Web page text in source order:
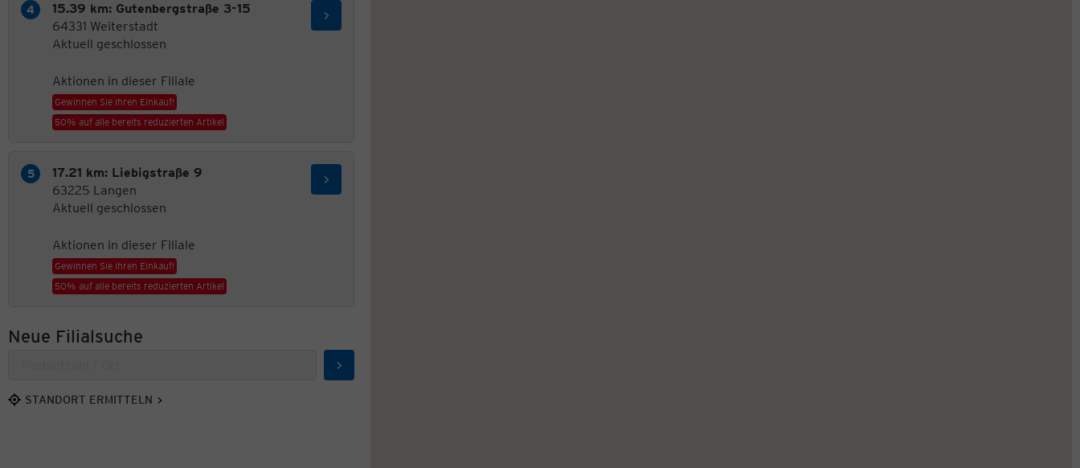
15.39 km: Gutenbergstraße 3-15
64331 Weiterstadt
Aktuell geschlossen
Aktionen in dieser Filiale
Gewinnen Sie Ihren Einkauf!
50% auf alle bereits reduzierten Artikel
17.21 km: Liebigstraße 9
63225 Langen
Aktuell geschlossen
Aktionen in dieser Filiale
Gewinnen Sie Ihren Einkauf!
50% auf alle bereits reduzierten Artikel
Neue Filialsuche
Suchen
STANDORT ERMITTELN